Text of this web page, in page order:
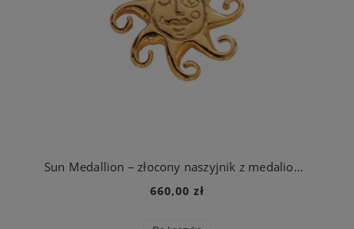
Sun Medallion – złocony naszyjnik z medalionem inspirowanym słońcem
660,00 zł